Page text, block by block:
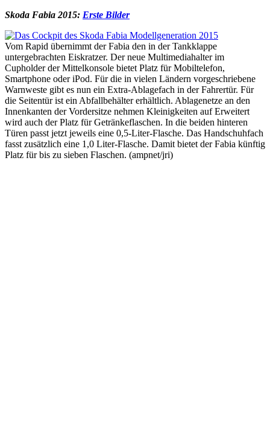
Skoda Fabia 2015: Erste Bilder
Vom Rapid übernimmt der Fabia den in der Tankklappe
untergebrachten Eiskratzer. Der neue Multimediahalter im
Cupholder der Mittelkonsole bietet Platz für Mobiltelefon,
Smartphone oder iPod. Für die in vielen Ländern vorgeschriebene
Warnweste gibt es nun ein Extra-Ablagefach in der Fahrertür. Für
die Seitentür ist ein Abfallbehälter erhältlich. Ablagenetze an den
Innenkanten der Vordersitze nehmen Kleinigkeiten auf Erweitert
wird auch der Platz für Getränkeflaschen. In die beiden hinteren
Türen passt jetzt jeweils eine 0,5-Liter-Flasche. Das Handschuhfach
fasst zusätzlich eine 1,0 Liter-Flasche. Damit bietet der Fabia künftig
Platz für bis zu sieben Flaschen. (ampnet/jri)